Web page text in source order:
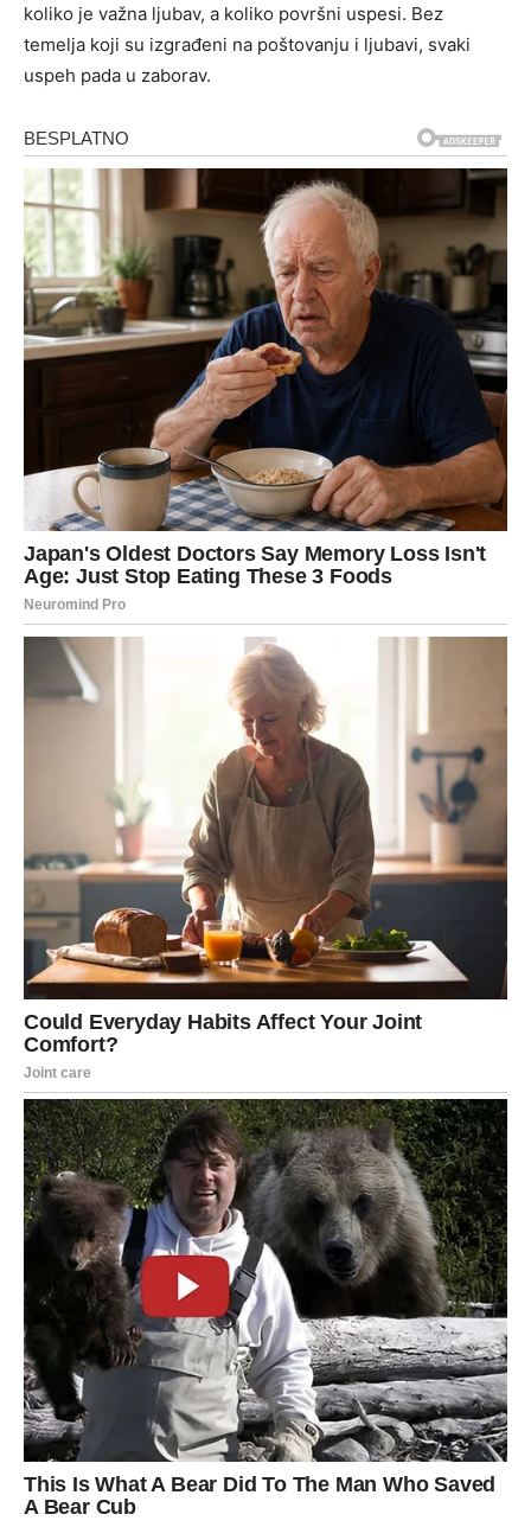
koliko je važna ljubav, a koliko površni uspesi. Bez
temelja koji su izgrađeni na poštovanju i ljubavi, svaki
uspeh pada u zaborav.